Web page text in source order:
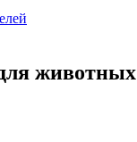
животных